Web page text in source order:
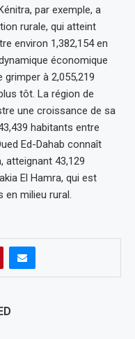
par exemple, a
rurale, qui atteint
environ 1,382,154 en
économique
à 2,055,219
tôt. La région de
une croissance de sa
habitants entre
Ed-Dahab connaît
atteignant 43,129
El Hamra, qui est
en milieu rural.